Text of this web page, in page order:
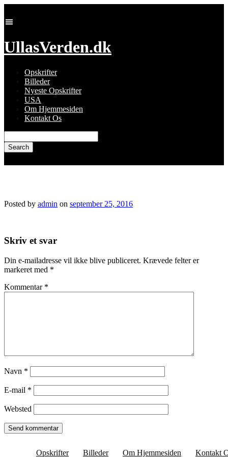
content
UllasVerden.dk
Opskrifter
Billeder
Nyeste Opskrifter
USA
Om Hjemmesiden
Kontakt Os
for:
Posted by admin on september 25, 2016
Skriv et svar
Din e-mailadresse vil ikke blive publiceret. Krævede felter er
markeret med *
Kommentar *
Navn *
E-mail *
Websted
Opskrifter Billeder Om Hjemmesiden Kontakt